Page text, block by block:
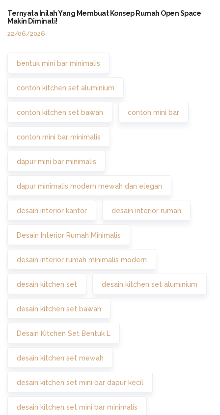
Ternyata Inilah Yang Membuat Konsep Rumah Open Space
Makin Diminati!
22/06/2026
bentuk mini bar minimalis
contoh kitchen set aluminium
contoh kitchen set bawah contoh mini bar
contoh mini bar minimalis
dapur mini bar minimalis
dapur minimalis modern mewah dan elegan
desain interior kantor desain interior rumah
Desain Interior Rumah Minimalis
desain interior rumah minimalis modern
desain kitchen set desain kitchen set aluminium
desain kitchen set bawah
Desain Kitchen Set Bentuk L
desain kitchen set mewah
desain kitchen set mini bar dapur kecil
desain kitchen set mini bar minimalis